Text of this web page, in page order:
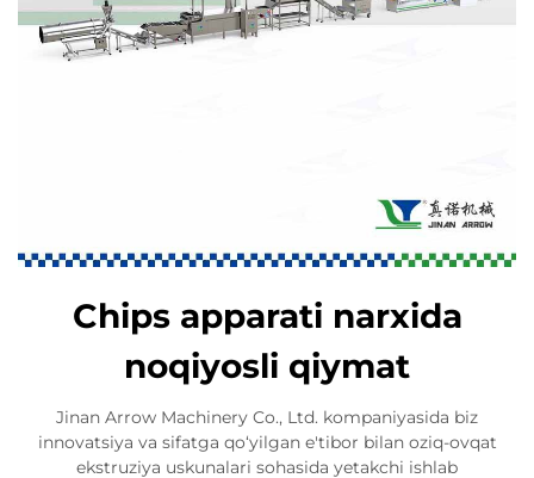
Chips apparati narxida
noqiyosli qiymat
Jinan Arrow Machinery Co., Ltd. kompaniyasida biz
innovatsiya va sifatga qo‘yilgan e'tibor bilan oziq-ovqat
ekstruziya uskunalari sohasida yetakchi ishlab